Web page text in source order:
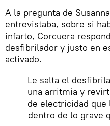
A la pregunta de
entrevistaba, sobre si
infarto, Corcuera
desfibrilador y justo en
activado.
Le salta el
una arritmia y
de electricidad
dentro de lo grave